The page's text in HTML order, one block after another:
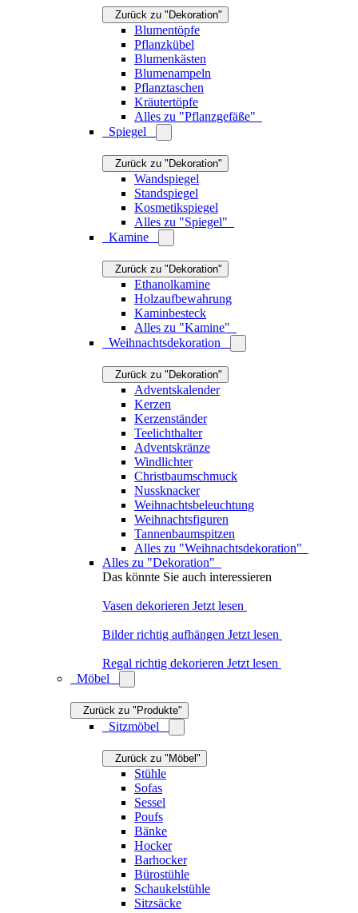
Zurück zu "Dekoration"
Blumentöpfe
Pflanzkübel
Blumenkästen
Blumenampeln
Pflanztaschen
Kräutertöpfe
Alles zu "Pflanzgefäße"
Spiegel
Zurück zu "Dekoration"
Wandspiegel
Standspiegel
Kosmetikspiegel
Alles zu "Spiegel"
Kamine
Zurück zu "Dekoration"
Ethanolkamine
Holzaufbewahrung
Kaminbesteck
Alles zu "Kamine"
Weihnachtsdekoration
Zurück zu "Dekoration"
Adventskalender
Kerzen
Kerzenständer
Teelichthalter
Adventskränze
Windlichter
Christbaumschmuck
Nussknacker
Weihnachtsbeleuchtung
Weihnachtsfiguren
Tannenbaumspitzen
Alles zu "Weihnachtsdekoration"
Alles zu "Dekoration"
Das könnte Sie auch interessieren
Vasen dekorieren Jetzt lesen
Bilder richtig aufhängen Jetzt lesen
Regal richtig dekorieren Jetzt lesen
Möbel
Zurück zu "Produkte"
Sitzmöbel
Zurück zu "Möbel"
Stühle
Sofas
Sessel
Poufs
Bänke
Hocker
Barhocker
Bürostühle
Schaukelstühle
Sitzsäcke